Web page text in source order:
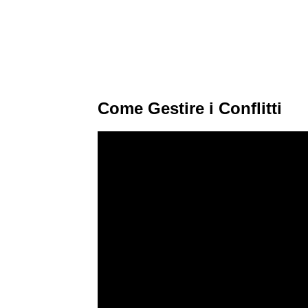
Come Gestire i Conflitti